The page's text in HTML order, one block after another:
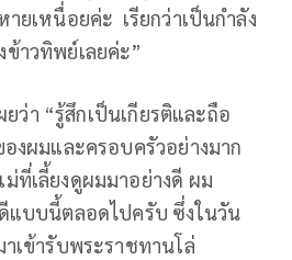
ายเหนื่อยค่ะ เรียกว่าเป็นกำลัง
าวทิพย์เลยค่ะ”
ว่า “รู้สึกเป็นเกียรติและถือ
งผมและครอบครัวอย่างมาก
เลี้ยงดูผมมาอย่างดี ผม
แบบนี้ตลอดไปครับ ซึ่งในวัน
เข้ารับพระราชทานโล่